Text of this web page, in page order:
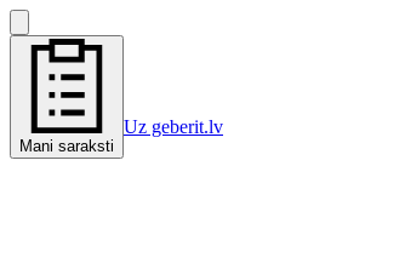
Mani saraksti
Uz geberit.lv